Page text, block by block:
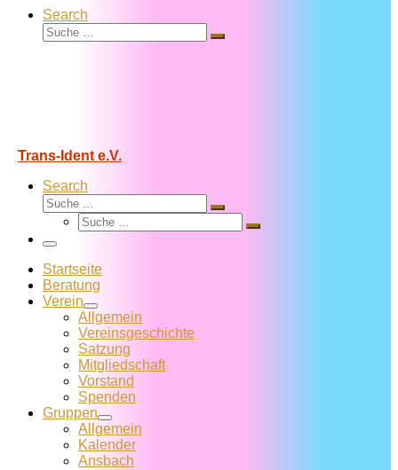
Search
Suche
Suche
Trans-Ident e.V.
Search
Suche
Suche
Suche
Suche
Menü
Startseite
Beratung
Verein
Allgemein
Vereins­geschichte
Satzung
Mitglied­schaft
Vorstand
Spenden
Gruppen
Allgemein
Kalender
Ansbach